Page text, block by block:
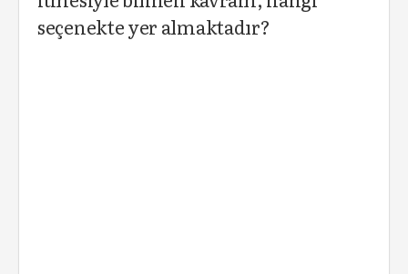
seçenekte yer almaktadır?